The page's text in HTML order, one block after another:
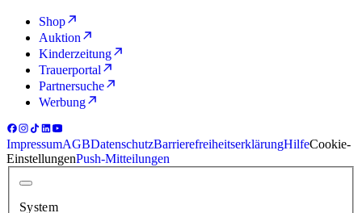
Shop
Auktion
Kinderzeitung
Trauerportal
Partnersuche
Werbung
ImpressumAGBDatenschutzBarrierefreiheitserklärungHilfeCookie-
EinstellungenPush-Mitteilungen
System